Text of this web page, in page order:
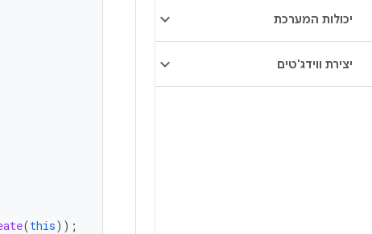
יכולות המערכת
יצירת ווידג'טים
(this));